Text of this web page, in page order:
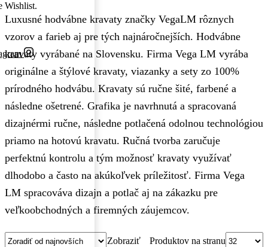
Wishlist.
Luxusné hodvábne kravaty značky VegaLM rôznych
vzorov a farieb aj pre tých najnáročnejších. Hodvábne
kravaty vyrábané na Slovensku. Firma Vega LM vyrába
originálne a štýlové kravaty, viazanky a sety zo 100%
prírodného hodvábu. Kravaty sú ručne šité, farbené a
následne ošetrené. Grafika je navrhnutá a spracovaná
dizajnérmi ručne, následne potlačená odolnou technológiou
priamo na hotovú kravatu. Ručná tvorba zaručuje
perfektnú kontrolu a tým možnosť kravaty využívať
dlhodobo a často na akúkoľvek príležitosť. Firma Vega
LM spracováva dizajn a potlač aj na zákazku pre
veľkoobchodných a firemných záujemcov.
Zobraziť Produktov na stranu